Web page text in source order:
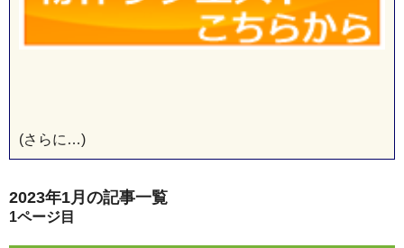
(さらに…)
2023年1月の記事一覧
1ページ目